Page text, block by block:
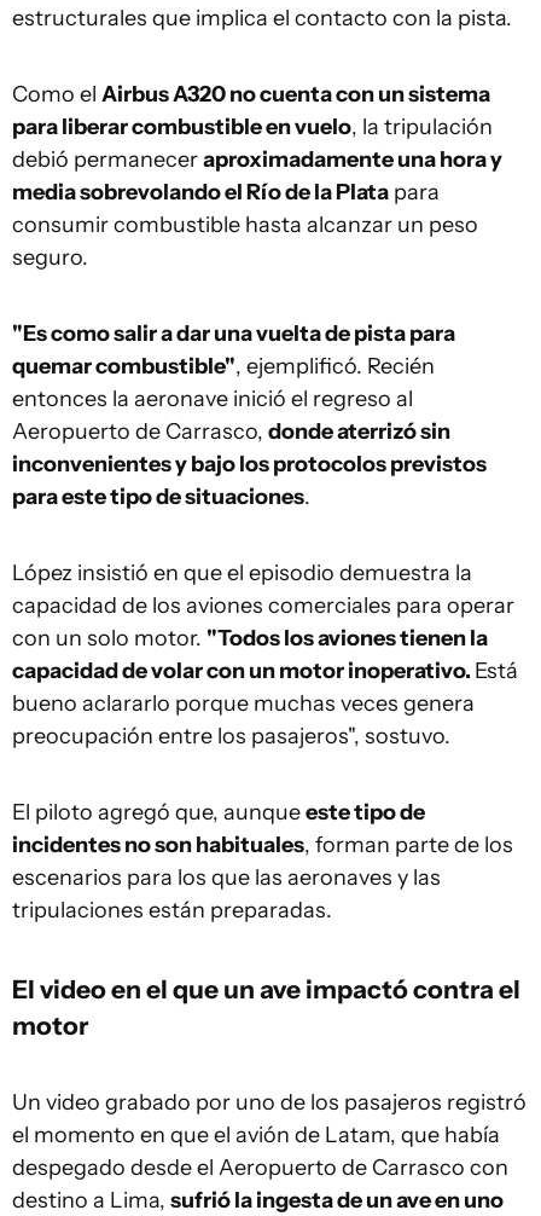
estructurales que implica el contacto con la pista.
Como el Airbus A320 no cuenta con un sistema
para liberar combustible en vuelo, la tripulación
debió permaneceraproximadamente una hora y
media sobrevolando el Río de la Plata para
consumir combustible hasta alcanzar un peso
seguro.
"Es como salir a dar una vuelta de pista para
quemar combustible", ejemplificó. Recién
entonces la aeronave inició el regreso al
Aeropuerto de Carrasco, donde aterrizó sin
inconvenientes y bajo los protocolos previstos
para este tipo de situaciones.
López insistió en que el episodio demuestra la
capacidad de los aviones comerciales para operar
con un solo motor. "Todos los aviones tienen la
capacidad de volar con un motor inoperativo. Está
bueno aclararlo porque muchas veces genera
preocupación entre los pasajeros", sostuvo.
El piloto agregó que, aunqueeste tipo de
incidentes no son habituales, forman parte de los
escenarios para los que las aeronaves y las
tripulaciones están preparadas.
El video en el que un ave impactó contra el
motor
Un video grabado por uno de los pasajeros registró
el momento en que el avión de Latam, que había
despegado desde el Aeropuerto de Carrasco con
destino a Lima, sufrió la ingesta de un ave en uno